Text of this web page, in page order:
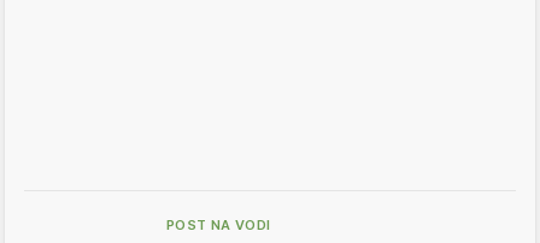
POST NA VODI